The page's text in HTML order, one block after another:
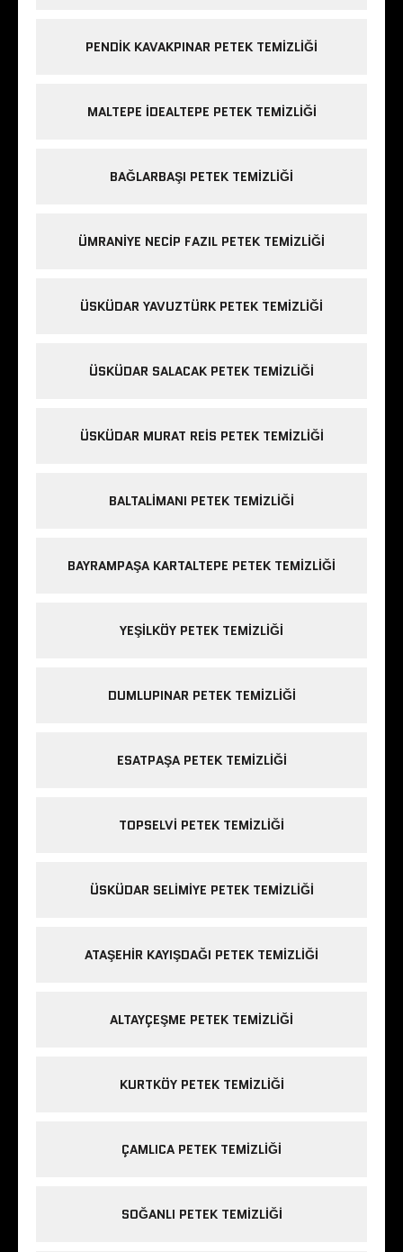
PENDIK KAVAKPINAR PETEK TEMIZLIĞI
MALTEPE IDEALTEPE PETEK TEMIZLIĞI
BAĞLARBAŞI PETEK TEMIZLIĞI
ÜMRANIYE NECIP FAZIL PETEK TEMIZLIĞI
ÜSKÜDAR YAVUZTÜRK PETEK TEMIZLIĞI
ÜSKÜDAR SALACAK PETEK TEMIZLIĞI
ÜSKÜDAR MURAT REIS PETEK TEMIZLIĞI
BALTALIMANI PETEK TEMIZLIĞI
BAYRAMPAŞA KARTALTEPE PETEK TEMIZLIĞI
YEŞILKÖY PETEK TEMIZLIĞI
DUMLUPINAR PETEK TEMIZLIĞI
ESATPAŞA PETEK TEMIZLIĞI
TOPSELVI PETEK TEMIZLIĞI
ÜSKÜDAR SELIMIYE PETEK TEMIZLIĞI
ATAŞEHIR KAYIŞDAĞI PETEK TEMIZLIĞI
ALTAYÇEŞME PETEK TEMIZLIĞI
KURTKÖY PETEK TEMIZLIĞI
ÇAMLICA PETEK TEMIZLIĞI
SOĞANLI PETEK TEMIZLIĞI